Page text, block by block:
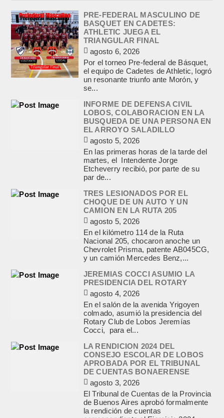
PRE-FEDERAL MASCULINO DE
BASQUET EN CADETES:
ATHLETIC JUEGA EL
TRIANGULAR FINAL
agosto 6, 2026
Por el torneo Pre-federal de Básquet,
el equipo de Cadetes de Athletic, logró
un resonante triunfo ante Morón, y
se...
INFORME DE DEFENSA CIVIL
LOBOS, COLABORACION EN LA
BUSQUEDA DE UNA PERSONA EN
EL ARROYO SALADILLO
agosto 5, 2026
En las primeras horas de la tarde del
martes, el Intendente Jorge
Etcheverry recibió, por parte de su
par de...
TRES LESIONADOS POR EL
CHOQUE DE UN AUTO Y UN
CAMION EN LA RUTA 205
agosto 5, 2026
En el kilómetro 114 de la Ruta
Nacional 205, chocaron anoche un
Chevrolet Prisma, patente AB045CG,
y un camión Mercedes Benz,...
JEREMIAS COCCI ASUMIO LA
PRESIDENCIA DEL ROTARY
agosto 4, 2026
En el salón de la avenida Yrigoyen
colmado, asumió la presidencia del
Rotary Club de Lobos Jeremías
Cocci, para el...
LA RENDICION 2024 DEL
CONSEJO ESCOLAR DE LOBOS
APROBADA POR EL TRIBUNAL
DE CUENTAS BONAERENSE
agosto 3, 2026
El Tribunal de Cuentas de la Provincia
de Buenos Aires aprobó formalmente
la rendición de cuentas